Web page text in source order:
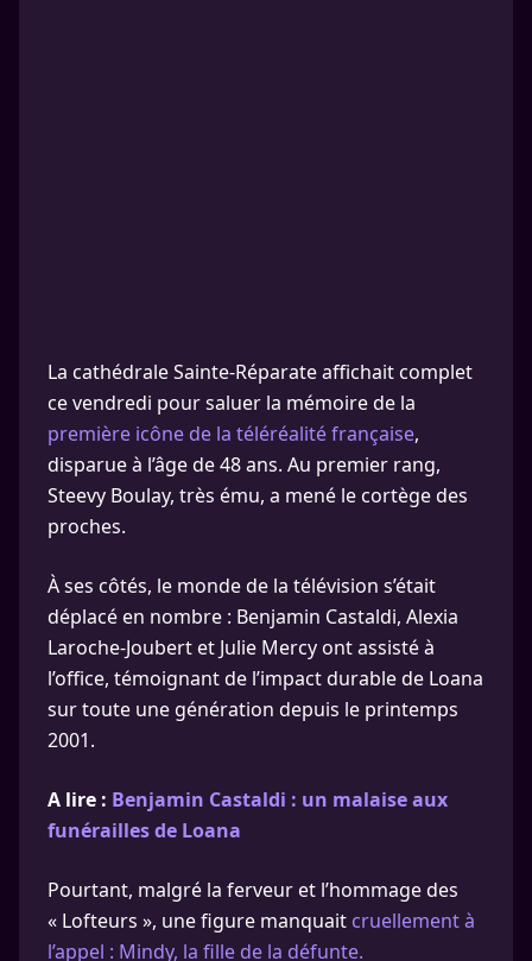
La cathédrale Sainte-Réparate affichait complet
ce vendredi pour saluer la mémoire de la
première icône de la téléréalité française,
disparue à l’âge de 48 ans. Au premier rang,
Steevy Boulay, très ému, a mené le cortège des
proches.
À ses côtés, le monde de la télévision s’était
déplacé en nombre : Benjamin Castaldi, Alexia
Laroche-Joubert et Julie Mercy ont assisté à
l’office, témoignant de l’impact durable de Loana
sur toute une génération depuis le printemps
2001.
A lire : Benjamin Castaldi : un malaise aux
funérailles de Loana
Pourtant, malgré la ferveur et l’hommage des
« Lofteurs », une figure manquait cruellement à
l’appel : Mindy, la fille de la défunte.